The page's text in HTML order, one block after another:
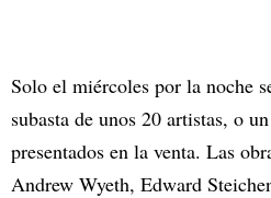
Solo el miércoles por la noche
subasta de unos 20 artistas, o
presentados en la venta. Las
Andrew Wyeth, Edward